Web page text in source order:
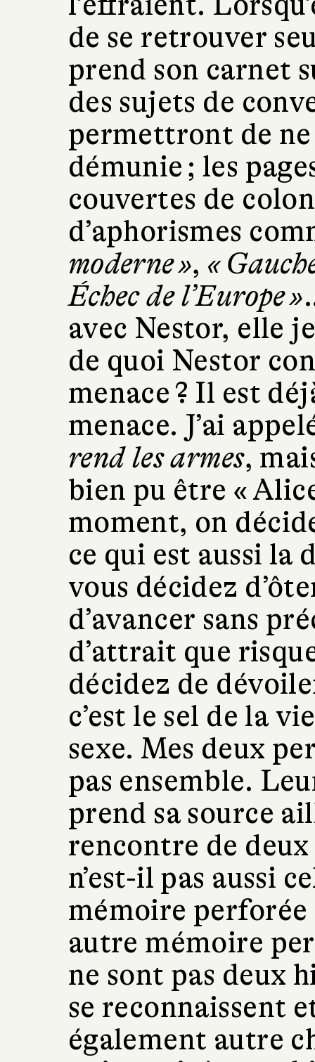
de se retrouver
prend son carnet
des sujets de
permettront de
démunie ; les
couvertes de
d’aphorismes
moderne »,«
Échec de l’Europe »
avec Nestor, elle
de quoi Nestor
menace ? Il est
menace. J’ai
rend les armes,
bien pu être «
moment, on
ce qui est aussi la
vous décidez
d’avancer sans
d’attrait que
décidez de
c’est le sel de la
sexe. Mes deux
pas ensemble.
prend sa source
rencontre de
n’est-il pas aussi
mémoire perforée
autre mémoire
ne sont pas deux
se reconnaissent
également autre